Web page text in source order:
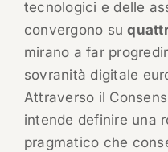
tecnologici e delle
convergono su
mirano a far
sovranità digitale
Attraverso il
intende definire una
pragmatico che